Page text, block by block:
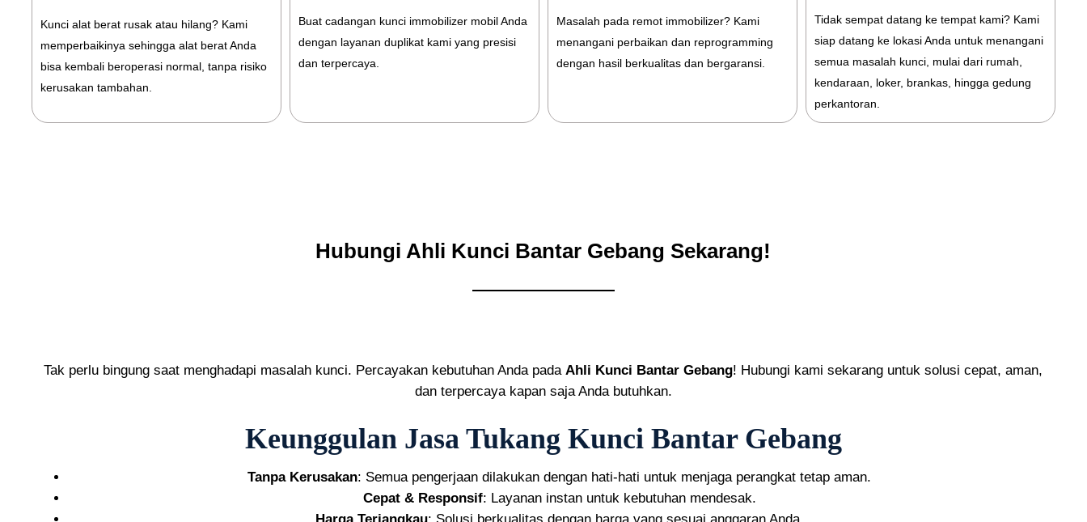
Kunci alat berat rusak atau hilang? Kami
memperbaikinya sehingga alat berat Anda
bisa kembali beroperasi normal, tanpa risiko
kerusakan tambahan.
Buat cadangan kunci immobilizer mobil Anda
dengan layanan duplikat kami yang presisi
dan terpercaya.
Masalah pada remot immobilizer? Kami
menangani perbaikan dan reprogramming
dengan hasil berkualitas dan bergaransi.
Tidak sempat datang ke tempat kami? Kami
siap datang ke lokasi Anda untuk menangani
semua masalah kunci, mulai dari rumah,
kendaraan, loker, brankas, hingga gedung
perkantoran.
Hubungi Ahli Kunci Bantar Gebang Sekarang!
Tak perlu bingung saat menghadapi masalah kunci. Percayakan kebutuhan Anda pada Ahli Kunci Bantar Gebang! Hubungi kami sekarang untuk solusi cepat, aman,
dan terpercaya kapan saja Anda butuhkan.
Keunggulan Jasa Tukang Kunci Bantar Gebang
Tanpa Kerusakan: Semua pengerjaan dilakukan dengan hati-hati untuk menjaga perangkat tetap aman.
Cepat & Responsif: Layanan instan untuk kebutuhan mendesak.